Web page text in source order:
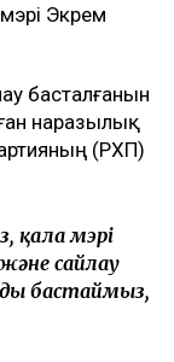
Экрем
басталғанын
наразылық
(РХП)
қала мэрі
сайлау
бастаймыз,